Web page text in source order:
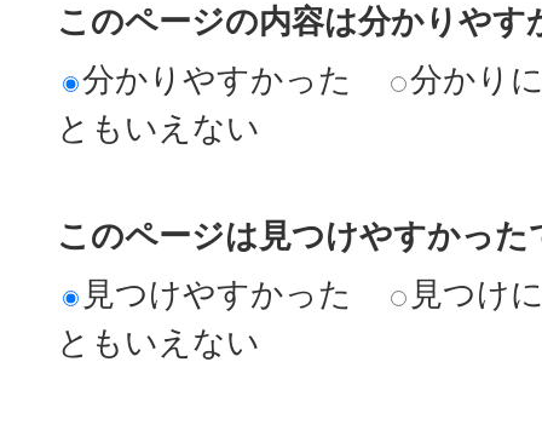
このページの内容は分かりやす
分かりやすかった
分かり
ともいえない
このページは見つけやすかった
見つけやすかった
見つけ
ともいえない